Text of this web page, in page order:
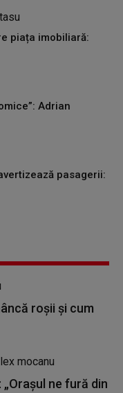
piața imobiliară:
Adrian
pasagerii:
roșii și cum
„Orașul ne fură din